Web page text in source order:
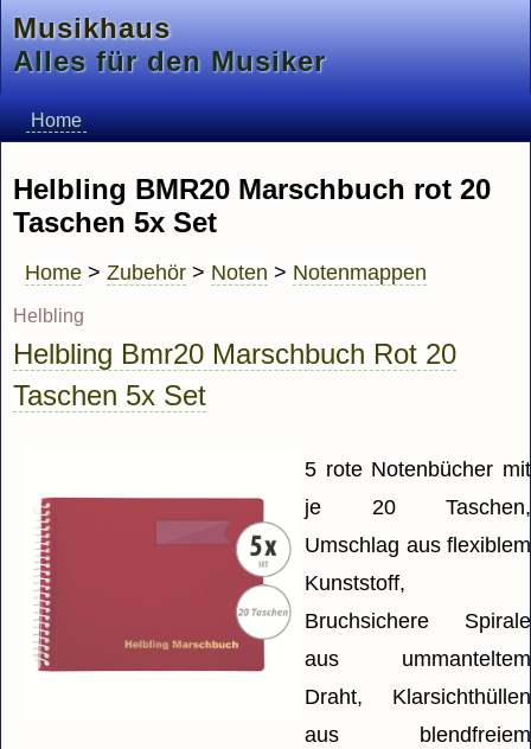
Musikhaus
Alles für den Musiker
Home
Helbling BMR20 Marschbuch rot 20
Taschen 5x Set
Home > Zubehör > Noten > Notenmappen
Helbling
Helbling Bmr20 Marschbuch Rot 20
Taschen 5x Set
5 rote Notenbücher mit
je 20 Taschen,
Umschlag aus flexiblem
Kunststoff,
Bruchsichere Spirale
aus ummanteltem
Draht, Klarsichthüllen
aus blendfreiem